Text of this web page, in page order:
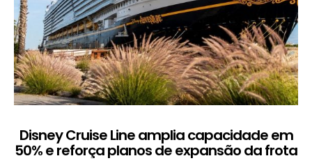
Disney Cruise Line amplia capacidade em
50% e reforça planos de expansão da frota